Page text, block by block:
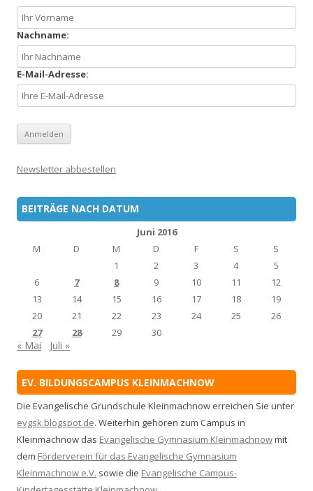
Nachname:
E-Mail-Adresse:
Newsletter abbestellen
BEITRÄGE NACH DATUM
Juni 2016
M
D M D F S
S
1
2 3 4
5
6
7 8 9 10 11
12
13
14 15 16 17 18
19
20
21 22 23 24 25
26
27
28 29 30
« Mai Juli »
EV. BILDUNGSCAMPUS KLEINMACHNOW
Die Evangelische Grundschule Kleinmachnow erreichen Sie unter
evgsk.blogspot.de. Weiterhin gehören zum Campus in
Kleinmachnow das Evangelische Gymnasium Kleinmachnowmit
dem Förderverein für das Evangelische Gymnasium
Kleinmachnow e.V. sowie die Evangelische Campus-